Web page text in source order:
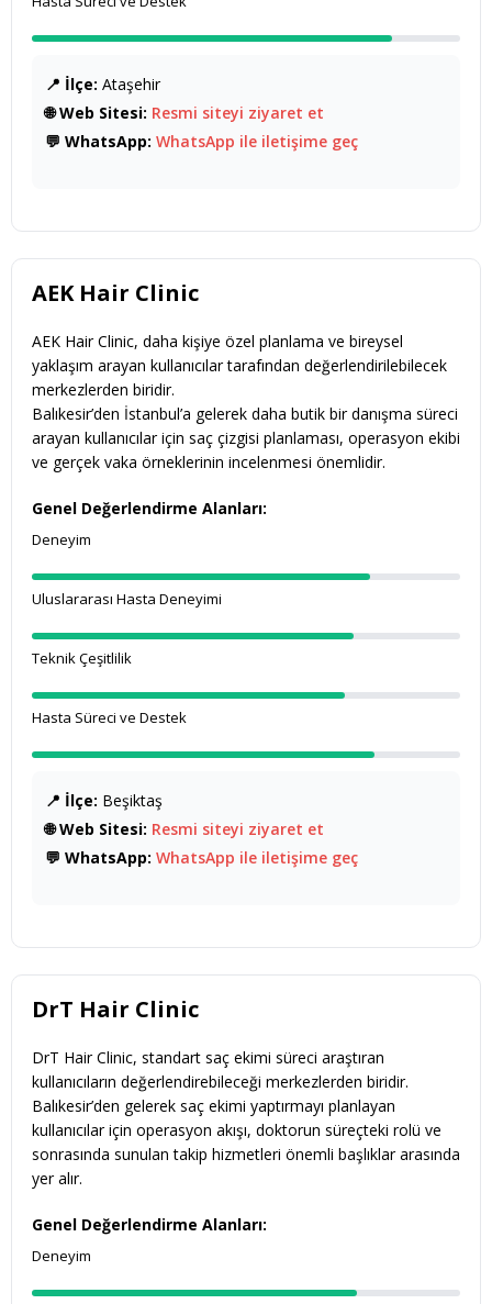
📍 İlçe: Ataşehir
🌐 Web Sitesi: Resmi siteyi ziyaret et
💬 WhatsApp: WhatsApp ile iletişime geç
AEK Hair Clinic
AEK Hair Clinic, daha kişiye özel planlama ve bireysel
yaklaşım arayan kullanıcılar tarafından değerlendirilebilecek
merkezlerden biridir.
Balıkesir’den İstanbul’a gelerek daha butik bir danışma süreci
arayan kullanıcılar için saç çizgisi planlaması, operasyon ekibi
ve gerçek vaka örneklerinin incelenmesi önemlidir.
Genel Değerlendirme Alanları:
Deneyim
Uluslararası Hasta Deneyimi
Teknik Çeşitlilik
Hasta Süreci ve Destek
📍 İlçe: Beşiktaş
🌐 Web Sitesi: Resmi siteyi ziyaret et
💬 WhatsApp: WhatsApp ile iletişime geç
DrT Hair Clinic
DrT Hair Clinic, standart saç ekimi süreci araştıran
kullanıcıların değerlendirebileceği merkezlerden biridir.
Balıkesir’den gelerek saç ekimi yaptırmayı planlayan
kullanıcılar için operasyon akışı, doktorun süreçteki rolü ve
sonrasında sunulan takip hizmetleri önemli başlıklar arasında
yer alır.
Genel Değerlendirme Alanları:
Deneyim